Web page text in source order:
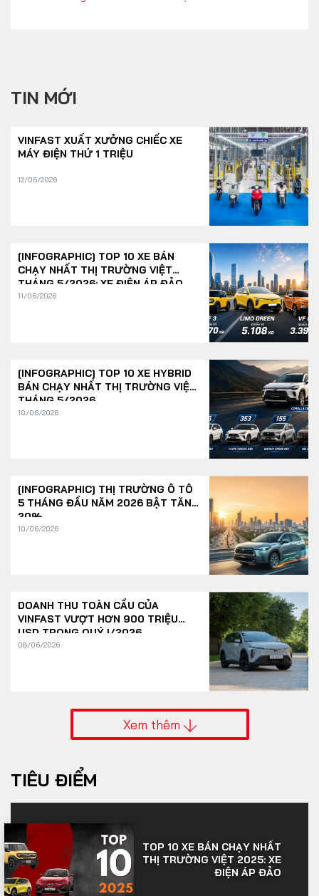
TIN MỚI
VINFAST XUẤT XƯỞNG CHIẾC XE
MÁY ĐIỆN THỨ 1 TRIỆU
12/06/2026
[INFOGRAPHIC] TOP 10 XE BÁN
CHẠY NHẤT THỊ TRƯỜNG VIỆT
THÁNG 5/2026: XE ĐIỆN ÁP ĐẢO
11/06/2026
[INFOGRAPHIC] TOP 10 XE HYBRID
BÁN CHẠY NHẤT THỊ TRƯỜNG VIỆT
THÁNG 5/2026
10/06/2026
[INFOGRAPHIC] THỊ TRƯỜNG Ô TÔ
5 THÁNG ĐẦU NĂM 2026 BẬT TĂNG
20%
10/06/2026
DOANH THU TOÀN CẦU CỦA
VINFAST VƯỢT HƠN 900 TRIỆU
USD TRONG QUÝ I/2026
08/06/2026
Xem thêm
TIÊU ĐIỂM
TOP 10 XE BÁN CHẠY NHẤT
THỊ TRƯỜNG VIỆT 2025: XE
ĐIỆN ÁP ĐẢO